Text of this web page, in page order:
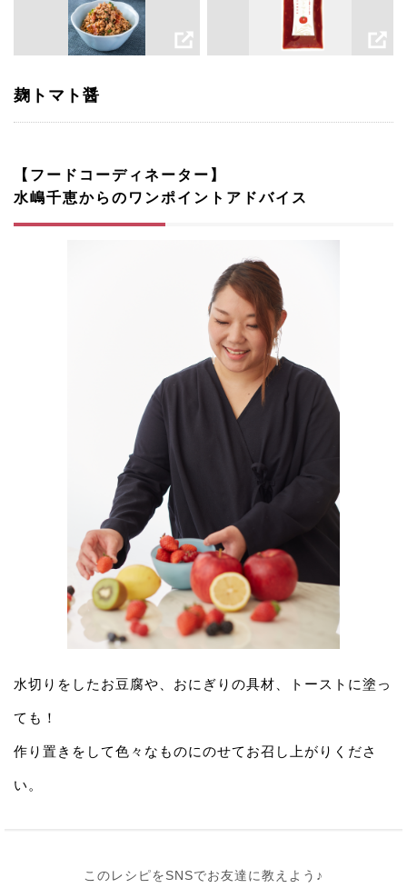
麹トマト醤
【フードコーディネーター】
水嶋千恵からのワンポイントアドバイス
水切りをしたお豆腐や、おにぎりの具材、トーストに塗っ
ても！
作り置きをして色々なものにのせてお召し上がりくださ
い。
このレシピをSNSでお友達に教えよう♪